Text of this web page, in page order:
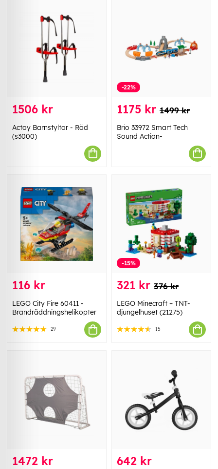
1506 kr
Actoy Barnstyltor - Röd
(s3000)
-22%
1175 kr 1499 kr
Brio 33972 Smart Tech
Sound Action-
116 kr
LEGO City Fire 60411 -
Brandräddningshelikopter
29
-15%
321 kr 376 kr
LEGO Minecraft – TNT-
djungelhuset (21275)
15
1472 kr 642 kr